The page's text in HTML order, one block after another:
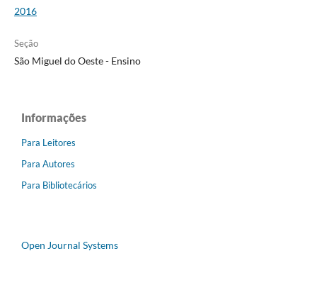
2016
Seção
São Miguel do Oeste - Ensino
Informações
Para Leitores
Para Autores
Para Bibliotecários
Open Journal Systems